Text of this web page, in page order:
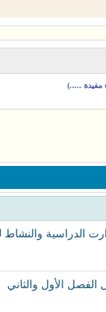
مفيدة .....)
الدراسية
الأول والثاني